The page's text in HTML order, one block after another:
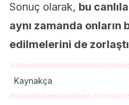
Sonuç olarak, bu
aynı zamanda onların
edilmelerini de
Kaynakça
Tüm alıntı yapılan kaynaklar,